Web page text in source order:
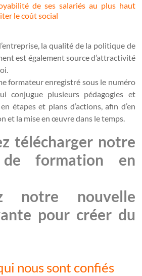
de ses salariés au plus haut
le coût social
la qualité de la politique de
est également source d’attractivité
formateur enregistré sous le numéro
plusieurs pédagogies et
étapes et plans d’actions, afin d’en
et la mise en œuvre dans le temps.
télécharger notre
de formation en
notre nouvelle
pour créer du
nous sont confiés